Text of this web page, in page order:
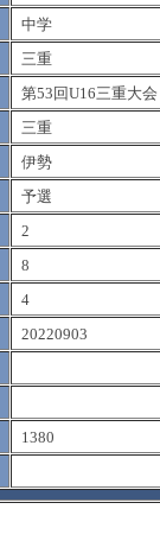
中学
三重
第53回U16三重大会
三重
伊勢
予選
2
8
4
20220903
1380